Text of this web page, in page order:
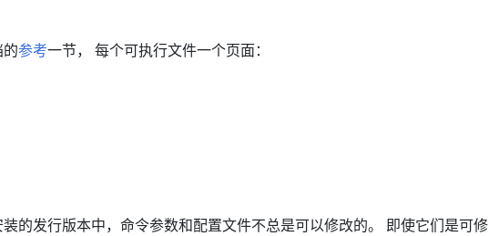
参考一节， 每个可执行文件一个页面：
的发行版本中，命令参数和配置文件不总是可以修改的。 即使它们是可修